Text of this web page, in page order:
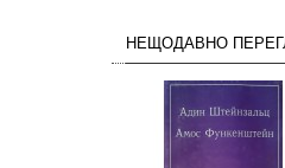
НЕЩОДАВНО